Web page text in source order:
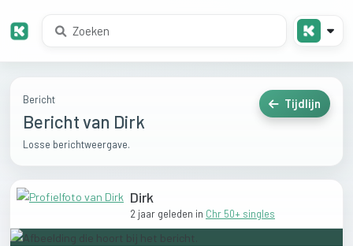
Bericht
Bericht van Dirk
Losse berichtweergave.
Tijdlijn
Dirk
2 jaar geleden in Chr 50+ singles